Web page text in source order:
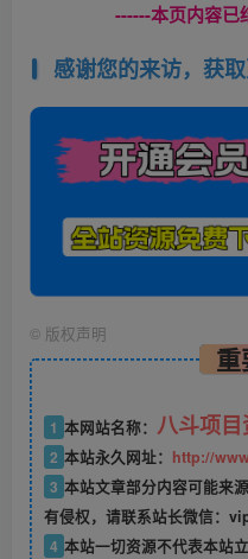
------本页内容已
感谢您的来访，获
© 版权声明
1 本网站名称： 八斗项目
2 本站永久网址： http://
3 本站文章部分内容可能来
有侵权，请联系站长微信：
4 本站一切资源不代表本站